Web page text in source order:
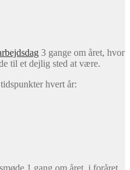
3 gange om året, hvor
til et dejlig sted at være.
hvert år:
1 gang om året, i foråret,